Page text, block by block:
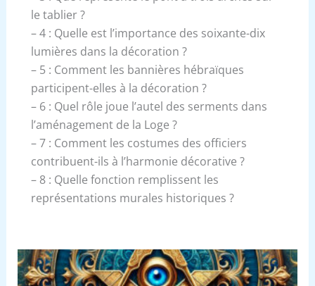
le tablier ?
– 4 : Quelle est l’importance des soixante-dix
lumières dans la décoration ?
– 5 : Comment les bannières hébraïques
participent-elles à la décoration ?
– 6 : Quel rôle joue l’autel des serments dans
l’aménagement de la Loge ?
– 7 : Comment les costumes des officiers
contribuent-ils à l’harmonie décorative ?
– 8 : Quelle fonction remplissent les
représentations murales historiques ?